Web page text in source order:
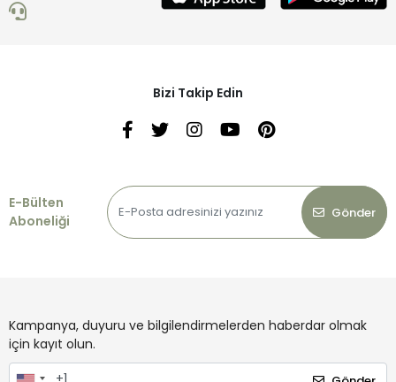
Bizi Takip Edin
E-Bülten
Aboneliği
Gönder
Kampanya, duyuru ve bilgilendirmelerden haberdar olmak
için kayıt olun.